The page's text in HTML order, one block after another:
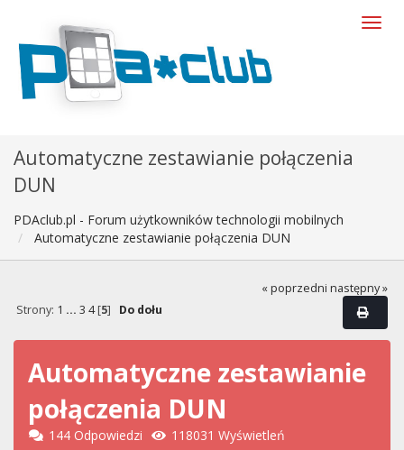
Automatyczne zestawianie połączenia
DUN
PDAclub.pl - Forum użytkowników technologii mobilnych
Automatyczne zestawianie połączenia DUN
« poprzedni następny »
Strony: 1 ... 3 4[5] Do dołu
Automatyczne zestawianie
połączenia DUN
144 Odpowiedzi 118031 Wyświetleń